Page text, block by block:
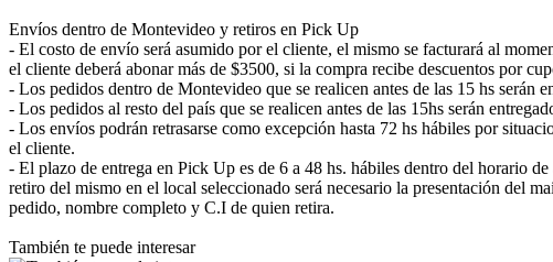
Envíos dentro de Montevideo y retiros en Pick Up
- El costo de envío será asumido por el cliente, el mismo se facturará al
el cliente deberá abonar más de $3500, si la compra recibe descuentos por
- Los pedidos dentro de Montevideo que se realicen antes de las 15 hs serán
- Los pedidos al resto del país que se realicen antes de las 15hs serán
- Los envíos podrán retrasarse como excepción hasta 72 hs hábiles por
el cliente.
- El plazo de entrega en Pick Up es de 6 a 48 hs. hábiles dentro del horario
retiro del mismo en el local seleccionado será necesario la presentación del
pedido, nombre completo y C.I de quien retira.
También te puede interesar